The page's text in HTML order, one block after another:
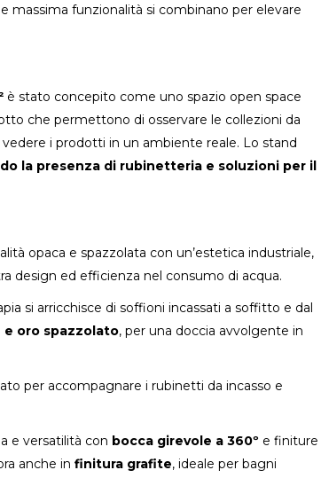
massima funzionalità si combinano per elevare
è stato concepito come uno spazio open space
che permettono di osservare le collezioni da
i prodotti in un ambiente reale. Lo stand
la presenza di rubinetteria e soluzioni per il
opaca e spazzolata con un’estetica industriale,
design ed efficienza nel consumo di acqua.
si arricchisce di soffioni incassati a soffitto e dal
e oro spazzolato, per una doccia avvolgente in
per accompagnare i rubinetti da incasso e
e versatilità con bocca girevole a 360º e finiture
anche in finitura grafite, ideale per bagni